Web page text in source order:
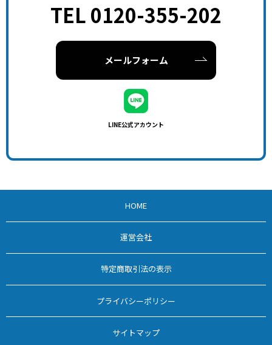
TEL 0120-355-202
メールフォーム
LINE公式アカウント
HOME
運営会社
特定商取引法の表示
プライバシーポリシー
サイトマップ